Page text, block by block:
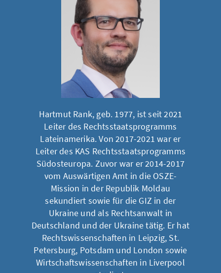
Hartmut Rank, geb. 1977, ist seit 2021
Leiter des Rechtsstaatsprogramms
Lateinamerika. Von 2017-2021 war er
Leiter des KAS Rechtsstaatsprogramms
Südosteuropa. Zuvor war er 2014-2017
vom Auswärtigen Amt in die OSZE-
Mission in der Republik Moldau
sekundiert sowie für die GIZ in der
Ukraine und als Rechtsanwalt in
Deutschland und der Ukraine tätig. Er hat
Rechtswissenschaften in Leipzig, St.
Petersburg, Potsdam und London sowie
Wirtschaftswissenschaften in Liverpool